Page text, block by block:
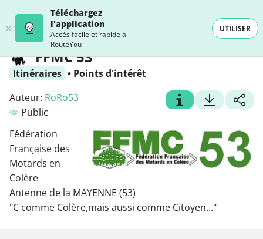
Téléchargez
l'application
Accès facile et rapide à
RouteYou
UTILISER
FFMC 53
Itinéraires • Points d'intérêt
Auteur: RoRo53
Public
Fédération
Française des
Motards en
Colère
Antenne de la MAYENNE (53)
"C comme Colère,mais aussi comme Citoyen..."